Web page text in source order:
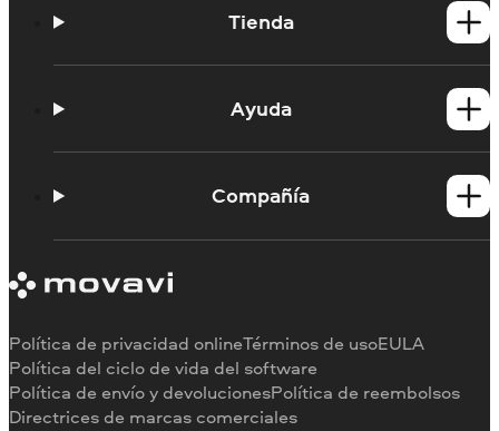
Tienda
Productos para MacAyuda
Portal de aprendizaje
Limitaciones de la versión de prueba
Reembolso
Compañía
Testimonios
Por qué elegirnos
Para el trabajo
Política de privacidad onlineTérminos de usoEULA
Política del ciclo de vida del software
Política de envío y devolucionesPolítica de reembolsos
Directrices de marcas comerciales